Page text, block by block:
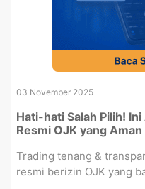
03 November 2025
Hati-hati Salah Pilih!
Resmi OJK yang
Trading tenang &
resmi berizin OJK yang